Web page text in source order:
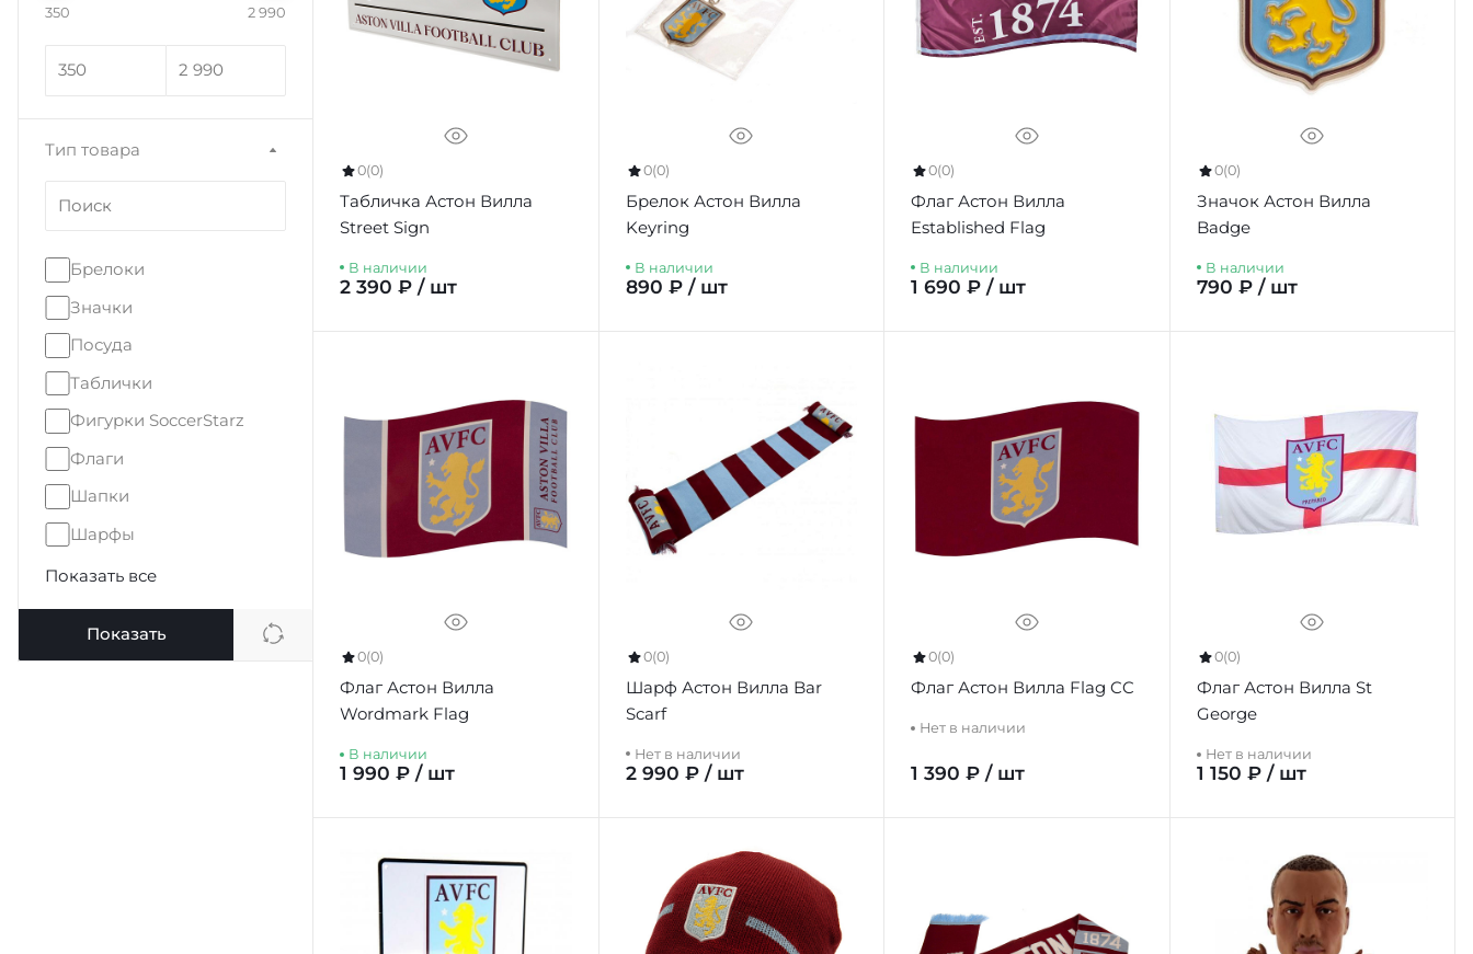
350 2 990
Тип товара
Брелоки
Значки
Посуда
Таблички
Фигурки SoccerStarz
Флаги
Шапки
Шарфы
Показать все
Показать
0(0)
Табличка Астон Вилла
Street Sign
В наличии
2 390 ₽ / шт
0(0)
Брелок Астон Вилла
Keyring
В наличии
890 ₽ / шт
0(0)
Флаг Астон Вилла
Established Flag
В наличии
1 690 ₽ / шт
0(0)
Значок Астон Вилла
Badge
В наличии
790 ₽ / шт
0(0)
Флаг Астон Вилла
Wordmark Flag
В наличии
1 990 ₽ / шт
0(0)
Шарф Астон Вилла Bar
Scarf
Нет в наличии
2 990 ₽ / шт
0(0)
Флаг Астон Вилла Flag CC
Нет в наличии
1 390 ₽ / шт
0(0)
Флаг Астон Вилла St
George
Нет в наличии
1 150 ₽ / шт